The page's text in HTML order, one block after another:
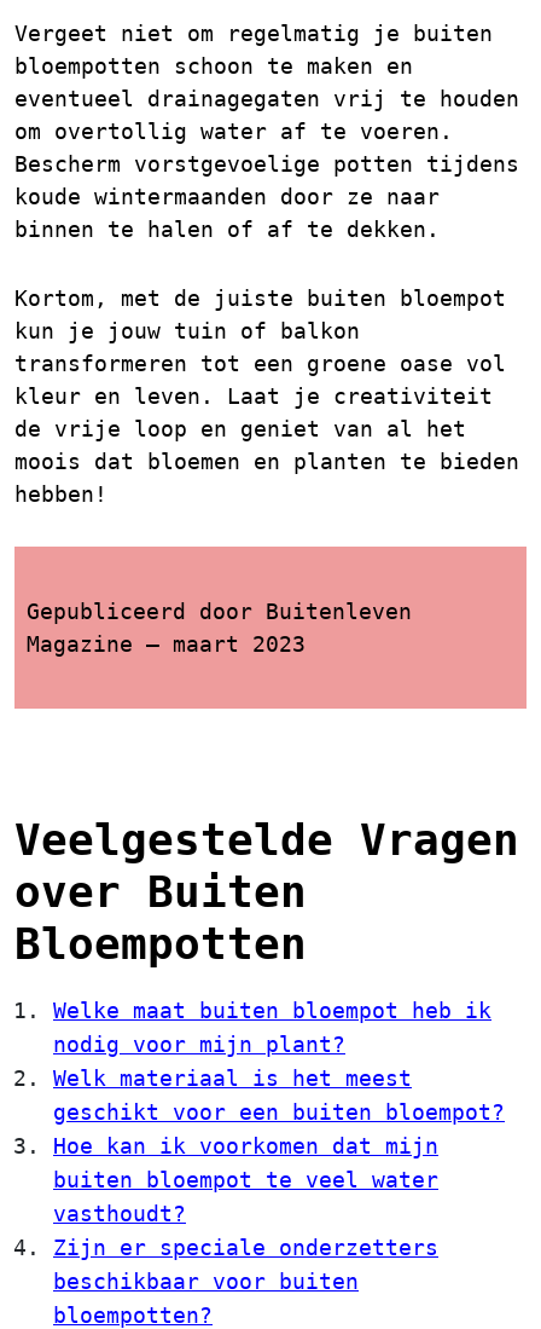
Vergeet niet om regelmatig je buiten
bloempotten schoon te maken en
eventueel drainagegaten vrij te houden
om overtollig water af te voeren.
Bescherm vorstgevoelige potten tijdens
koude wintermaanden door ze naar
binnen te halen of af te dekken.
Kortom, met de juiste buiten bloempot
kun je jouw tuin of balkon
transformeren tot een groene oase vol
kleur en leven. Laat je creativiteit
de vrije loop en geniet van al het
moois dat bloemen en planten te bieden
hebben!
Gepubliceerd door Buitenleven
Magazine – maart 2023
Veelgestelde Vragen
over Buiten
Bloempotten
Welke maat buiten bloempot heb ik
nodig voor mijn plant?
Welk materiaal is het meest
geschikt voor een buiten bloempot?
Hoe kan ik voorkomen dat mijn
buiten bloempot te veel water
vasthoudt?
Zijn er speciale onderzetters
beschikbaar voor buiten
bloempotten?